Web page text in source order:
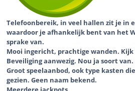
Telefoonbereik, in veel hallen zit je in
waardoor je afhankelijk bent van het
sprake van.
Mooi ingericht, prachtige wanden. Kijk
Beveiliging aanwezig. Nou ja soort van.
Groot speelaanbod, ook type kasten
gezien. Geen naam bekend.